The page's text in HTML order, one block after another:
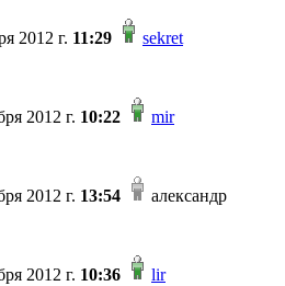
2012 г. 11:29 sekret
2012 г. 10:22 mir
2012 г. 13:54 александр
2012 г. 10:36 lir